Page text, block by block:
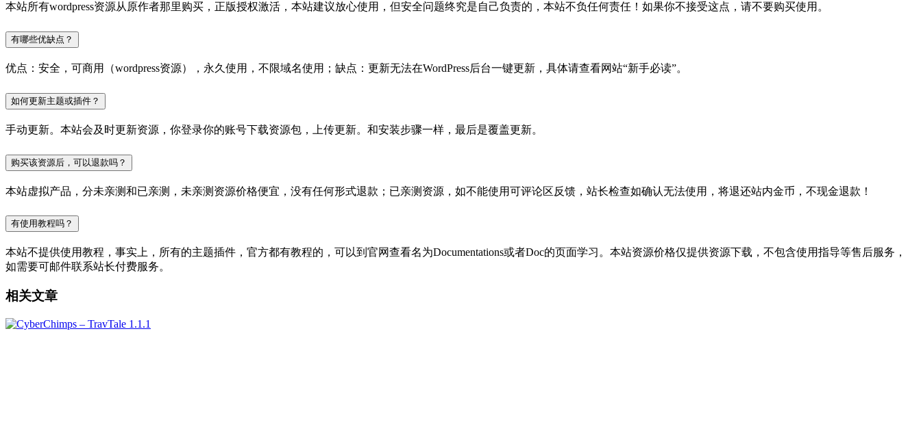
本站所有wordpress资源从原作者那里购买，正版授权激活，本站建议放心使用，但安全问题终究是自己负责的，本站不负任何责任！如果你不接受这点，请不要购买使用。
有哪些优缺点？
优点：安全，可商用（wordpress资源），永久使用，不限域名使用；缺点：更新无法在WordPress后台一键更新，具体请查看网站“新手必读”。
如何更新主题或插件？
手动更新。本站会及时更新资源，你登录你的账号下载资源包，上传更新。和安装步骤一样，最后是覆盖更新。
购买该资源后，可以退款吗？
本站虚拟产品，分未亲测和已亲测，未亲测资源价格便宜，没有任何形式退款；已亲测资源，如不能使用可评论区反馈，站长检查如确认无法使用，将退还站内金币，不现金退款！
有使用教程吗？
本站不提供使用教程，事实上，所有的主题插件，官方都有教程的，可以到官网查看名为Documentations或者Doc的页面学习。本站资源价格仅提供资源下载，不包含使用指导等售后服务，
如需要可邮件联系站长付费服务。
相关文章